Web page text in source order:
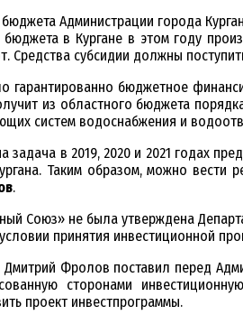
Администрации города
в Кургане в этом году
субсидии должны
бюджетное
из областного бюджета
систем водоснабжения и
в 2019, 2020 и 2021 годах
Таким образом, можно вести
.
Союз» не была утверждена
принятия инвестиционной
Дмитрий Фролов поставил перед
сторонами
проект инвестпрограммы.